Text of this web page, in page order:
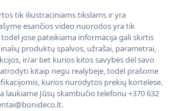
tik iliustraciniams tikslams ir yra
esančios video nuorodos yra tik
jose pateikiama informacija gali skirtis
produktų spalvos, užrašai, parametrai,
ir/ar bet kurios kitos savybės dėl savo
kitaip negu realybėje, todėl prašome
kurios nurodytos prekių kortelėse.
laukiame Jūsų skambučio telefonu +370 632